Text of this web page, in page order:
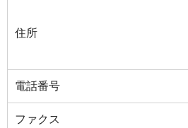
住所
電話番号
ファクス